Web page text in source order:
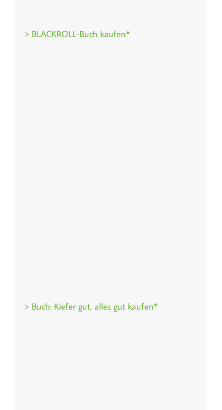
> BLACKROLL-Buch kaufen*
> Buch: Kiefer gut, alles gut kaufen*